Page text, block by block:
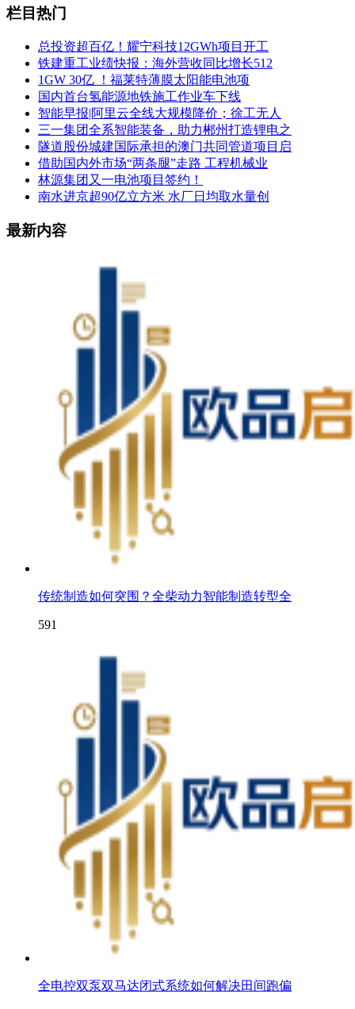
栏目热门
总投资超百亿！耀宁科技12GWh项目开工
铁建重工业绩快报：海外营收同比增长512
1GW 30亿 ！福莱特薄膜太阳能电池项
国内首台氢能源地铁施工作业车下线
智能早报|阿里云全线大规模降价；徐工无人
三一集团全系智能装备，助力郴州打造锂电之
隧道股份城建国际承担的澳门共同管道项目启
借助国内外市场“两条腿”走路 工程机械业
林源集团又一电池项目签约！
南水进京超90亿立方米 水厂日均取水量创
最新内容
传统制造如何突围？全柴动力智能制造转型全
591
全电控双泵双马达闭式系统如何解决田间跑偏